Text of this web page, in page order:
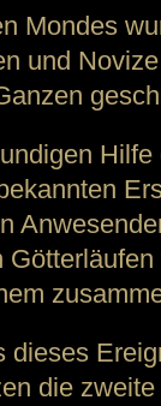
Mondes
und
dieses
die